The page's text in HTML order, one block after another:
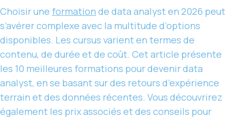
Choisir une formation de data analyst en 2026 peut
s’avérer complexe avec la multitude d’options
disponibles. Les cursus varient en termes de
contenu, de durée et de coût. Cet article présente
les 10 meilleures formations pour devenir data
analyst, en se basant sur des retours d’expérience
terrain et des données récentes. Vous découvrirez
également les prix associés et des conseils pour